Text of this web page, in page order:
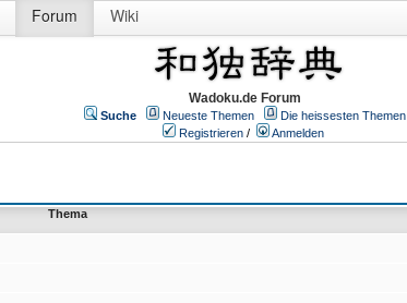
Forum Wiki
Wadoku.de Forum
Suche Neueste Themen
Die heissesten Themen
Registrieren / Anmelden
Thema